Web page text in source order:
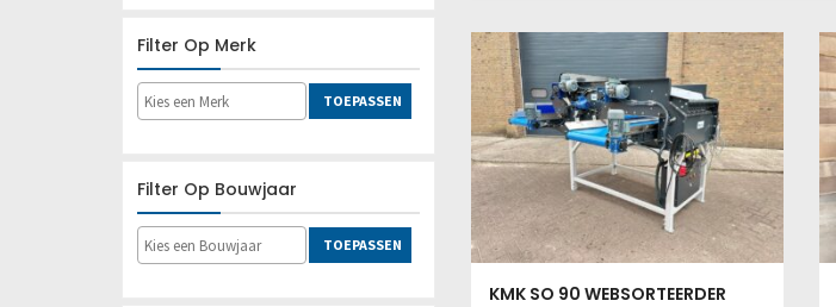
KMK SO 90 WEBSORTEERDER
Filter Op Merk
TOEPASSEN
Filter Op Bouwjaar
TOEPASSEN